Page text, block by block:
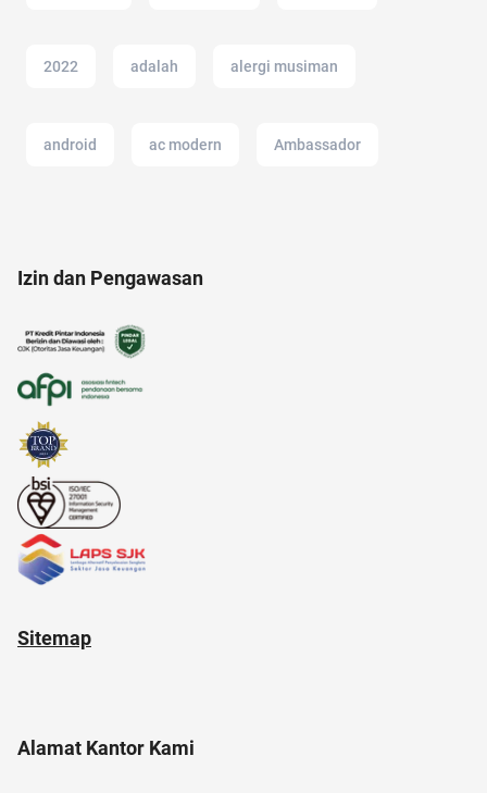
2022 adalah alergi musiman
android ac modern Ambassador
anak tk
Izin dan Pengawasan
Sitemap
Alamat Kantor Kami